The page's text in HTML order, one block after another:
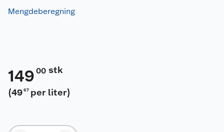
Mengdeberegning
149 00 stk
(49 67 per liter)